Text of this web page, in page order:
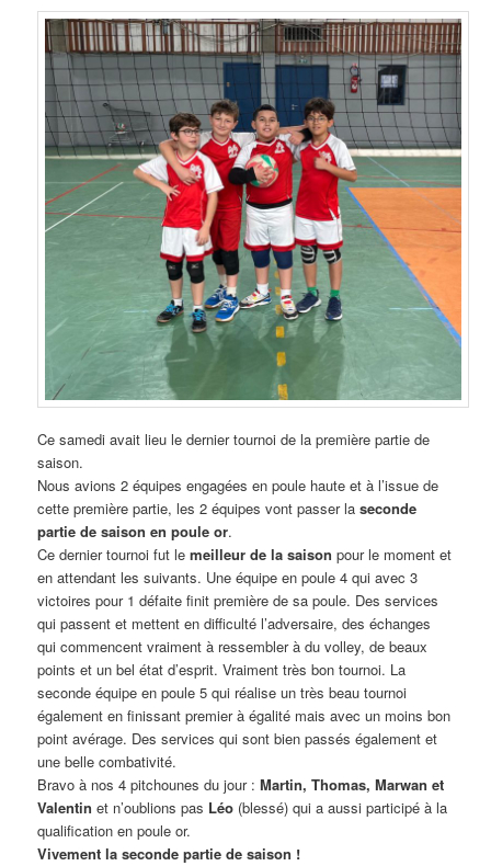
Ce samedi avait lieu le dernier tournoi de la première partie de
saison.
Nous avions 2 équipes engagées en poule haute et à l’issue de
cette première partie, les 2 équipes vont passer laseconde
partie de saison en poule or.
Ce dernier tournoi fut lemeilleur de la saison pour le moment et
en attendant les suivants. Une équipe en poule 4 qui avec 3
victoires pour 1 défaite finit première de sa poule. Des services
qui passent et mettent en difficulté l’adversaire, des échanges
qui commencent vraiment à ressembler à du volley, de beaux
points et un bel état d’esprit. Vraiment très bon tournoi. La
seconde équipe en poule 5 qui réalise un très beau tournoi
également en finissant premier à égalité mais avec un moins bon
point avérage. Des services qui sont bien passés également et
une belle combativité.
Bravo à nos 4 pitchounes du jour :Martin, Thomas, Marwan et
Valentinet n’oublions pas Léo (blessé) qui a aussi participé à la
qualification en poule or.
Vivement la seconde partie de saison !